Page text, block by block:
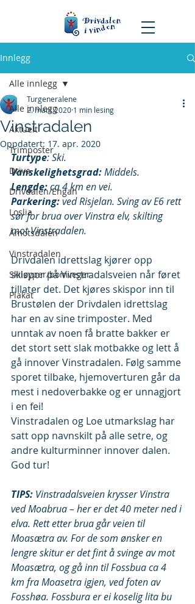
Innlegg
Alle innlegg
Aktuelt
Trimposter
Driva
Drivdalen/Engan
Loslia
Åmotsdalen
Vinstradalen
Skiløyper/bomveger
Plakat
Alle innlegg
Vinstradalen
Turgeneralene
2. mars 2020 1 min lesing
Oppdatert: 17. apr. 2020
Turtype: Ski.
Vanskelighetsgrad: Middels.
Lengde: ca 4 km en vei.
Parkering: ved Risjelan. Sving av E6 rett
sør for brua over Vinstra elv, skilting
mot Vinstradalen.
Drivdalen idrettslag kjører opp
skispor på Vinstradalsveien når føret
tillater det. Det kjøres skispor inn til
Brustølen der Drivdalen idrettslag
har en av sine trimposter. Med
unntak av noen få bratte bakker er
det stort sett slak motbakke og lett å
gå innover Vinstradalen. Følg samme
sporet tilbake, hjemoverturen går da
mest i nedoverbakke og er unnagjort
i en fei!
Vinstradalen og Loe utmarkslag har
satt opp navnskilt på alle setre, og
andre kulturminner innover dalen.
God tur!
TIPS: Vinstradalsveien krysser Vinstra
ved Moabrua – her er det 40 meter ned i
elva. Rett etter brua går veien til
Moasætra av. For de som ønsker en
lengre skitur er det fint å svinge av mot
Moasætra, og gå inn til Fossbua ca 4
km fra Moasetra igjen, ved foten av
Fosshøa. Fossbura er ei koselig lita bu